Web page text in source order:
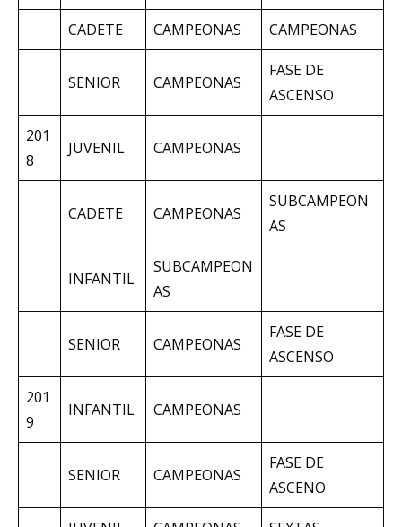
CADETE CAMPEONAS CAMPEONAS
SENIOR CAMPEONAS
FASE DE
ASCENSO
201
8
JUVENIL CAMPEONAS
CADETE CAMPEONAS
SUBCAMPEON
AS
INFANTIL
SUBCAMPEON
AS
SENIOR CAMPEONAS
FASE DE
ASCENSO
201
9
INFANTIL CAMPEONAS
SENIOR CAMPEONAS
FASE DE
ASCENO